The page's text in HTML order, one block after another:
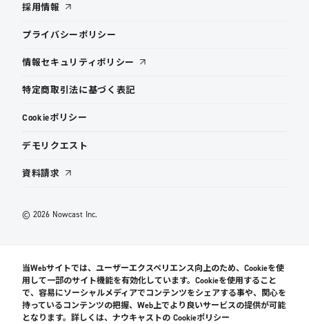
採用情報
プライバシーポリシー
情報セキュリティポリシー
特定商取引法に基づく表記
Cookieポリシー
デモリクエスト
資料請求
© 2026 Nowcast Inc.
当Webサイトでは、ユーザーエクスペリエンス向上のため、Cookieを使
用して一部のサイト機能を有効化しています。Cookieを使用すること
で、容易にソーシャルメディアでコンテンツをシェアする事や、関心を
持っているコンテンツの把握、Web上でより良いサービスの提供が可能
となります。詳しくは、ナウキャストの Cookieポリシー